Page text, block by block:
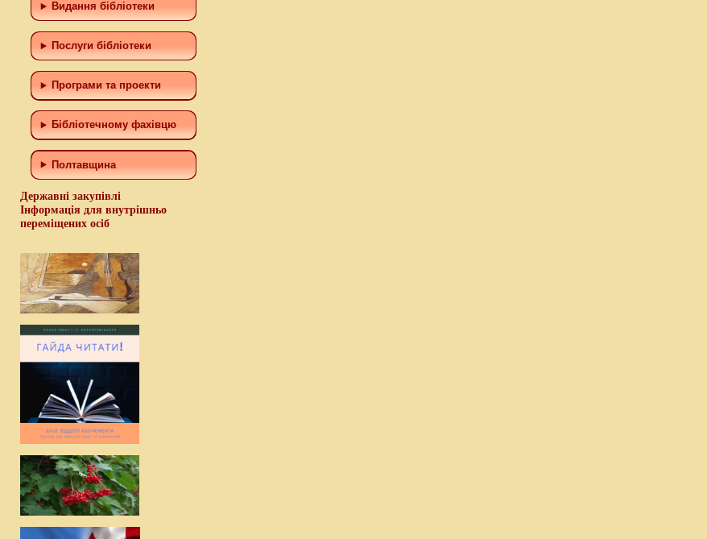
Видання бібліотеки
Послуги бібліотеки
Програми та проекти
Бiблiотечному фахiвцю
Полтавщина
Державні закупівлі
Інформація для внутрішньо
переміщених осіб